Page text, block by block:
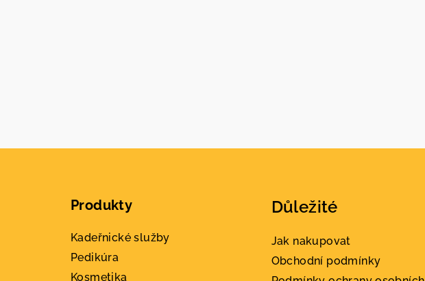
Produkty
Kadeřnické služby
Pedikúra
Kosmetika
Důležité
Jak nakupovat
Obchodní podmínky